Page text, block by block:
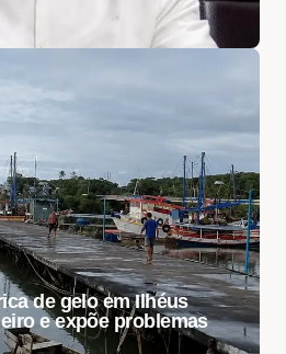
de gelo em Ilhéus
e expõe problemas